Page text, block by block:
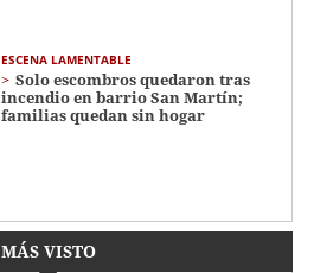
ESCENA LAMENTABLE
Solo escombros quedaron tras
incendio en barrio San Martín;
familias quedan sin hogar
MÁS VISTO